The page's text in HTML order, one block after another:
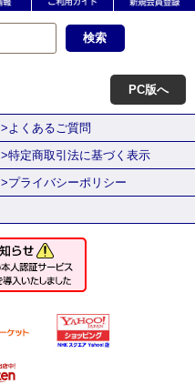
PC版へ
>よくあるご質問
>特定商取引法に基づく表示
>プライバシーポリシー